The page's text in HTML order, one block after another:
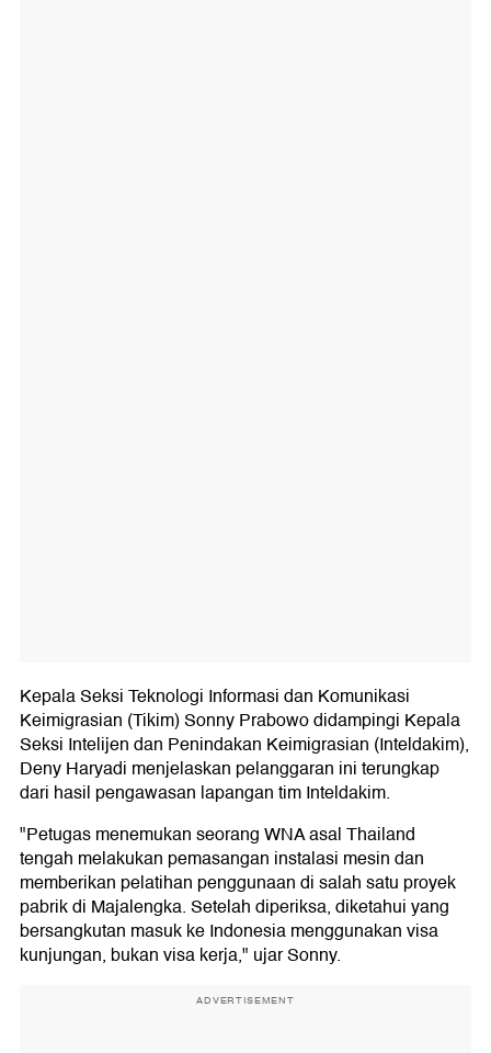
Kepala Seksi Teknologi Informasi dan Komunikasi
Keimigrasian (Tikim) Sonny Prabowo didampingi Kepala
Seksi Intelijen dan Penindakan Keimigrasian (Inteldakim),
Deny Haryadi menjelaskan pelanggaran ini terungkap
dari hasil pengawasan lapangan tim Inteldakim.
"Petugas menemukan seorang WNA asal Thailand
tengah melakukan pemasangan instalasi mesin dan
memberikan pelatihan penggunaan di salah satu proyek
pabrik di Majalengka. Setelah diperiksa, diketahui yang
bersangkutan masuk ke Indonesia menggunakan visa
kunjungan, bukan visa kerja," ujar Sonny.
ADVERTISEMENT